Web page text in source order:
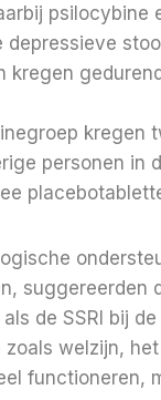
psilocybine
kregen
kregen
personen in
de SSRI bij
welzijn,
functioneren,